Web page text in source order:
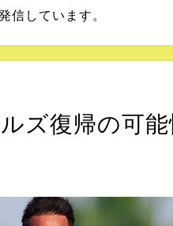
信しています。
ズ復帰の可